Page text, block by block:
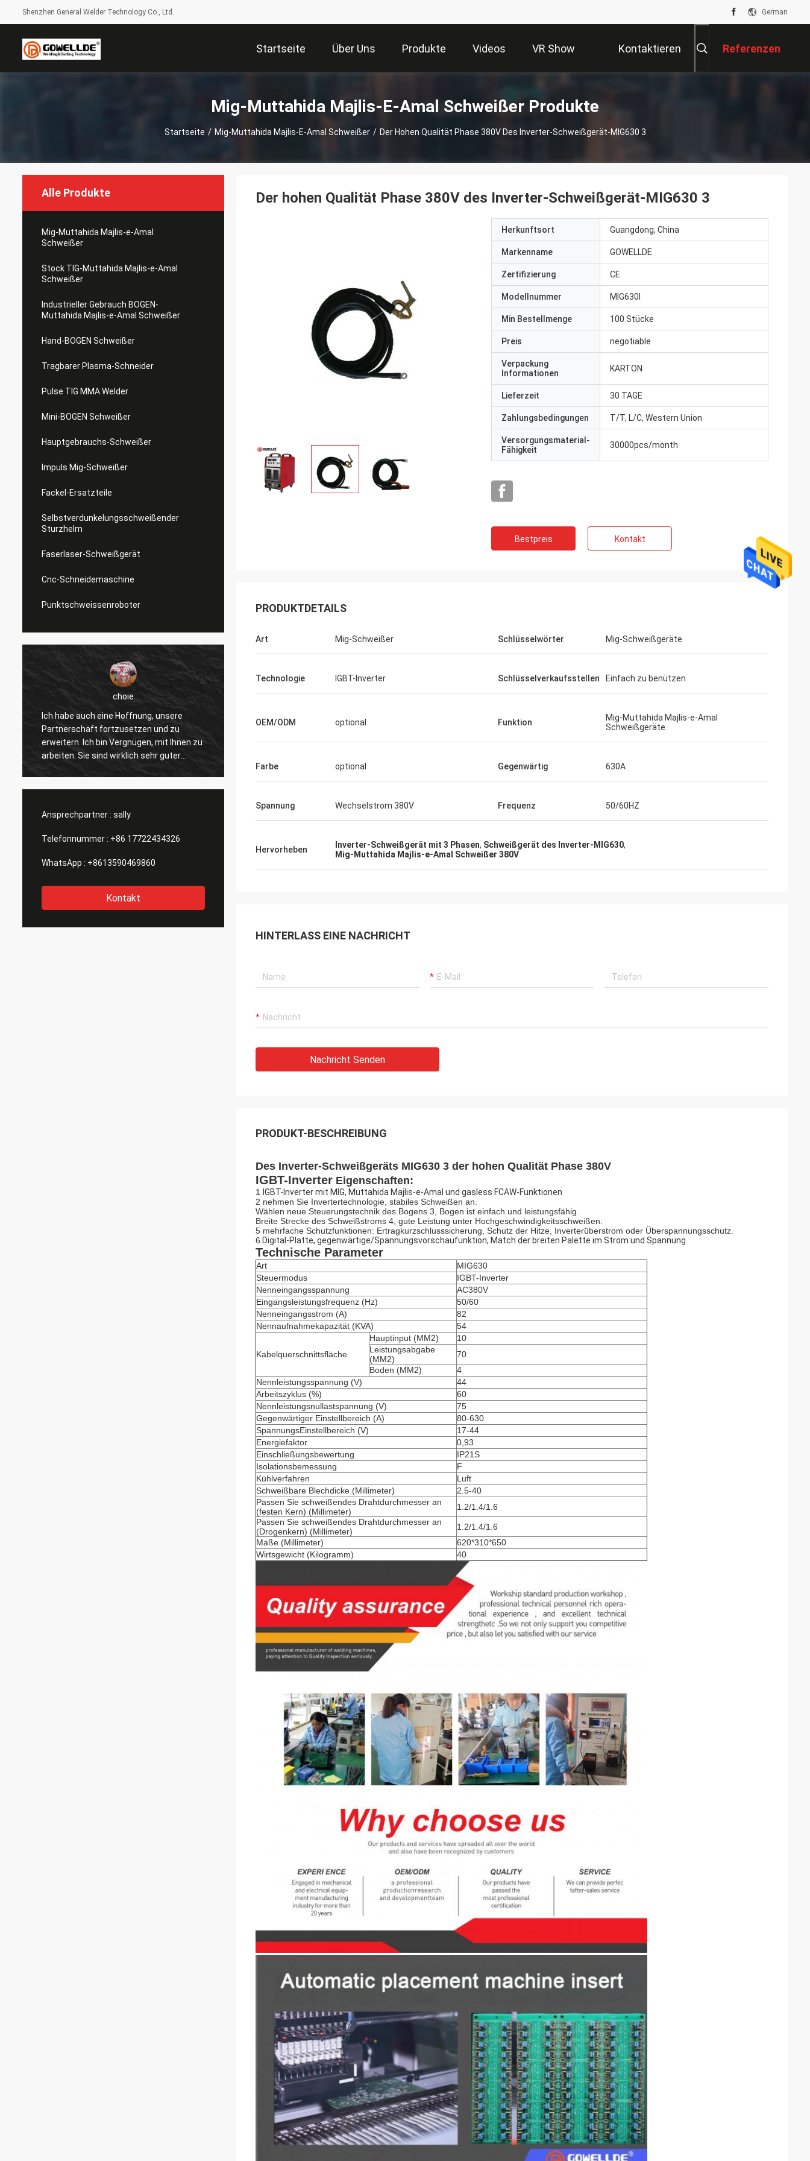
Shenzhen General Welder Technology Co., Ltd. German
Startseite Über Uns Produkte Videos VR Show Kontaktieren Referenzen
Mig-Muttahida Majlis-E-Amal Schweißer Produkte
Startseite / Mig-Muttahida Majlis-E-Amal Schweißer / Der Hohen Qualität Phase 380V Des Inverter-Schweißgerät-MIG630 3
Alle Produkte
Mig-Muttahida Majlis-e-Amal
Schweißer
Stock TIG-Muttahida Majlis-e-Amal
Schweißer
Industrieller Gebrauch BOGEN-
Muttahida Majlis-e-Amal Schweißer
Hand-BOGEN Schweißer
Tragbarer Plasma-Schneider
Pulse TIG MMA Welder
Mini-BOGEN Schweißer
Hauptgebrauchs-Schweißer
Impuls Mig-Schweißer
Fackel-Ersatzteile
Selbstverdunkelungsschweißender
Sturzhelm
Faserlaser-Schweißgerät
Cnc-Schneidemaschine
Punktschweissenroboter
Ich habe auch eine Hoffnung, unsere
Partnerschaft fortzusetzen und zu
erweitern. Ich bin Vergnügen, mit Ihnen zu
arbeiten. Sie sind wirklich sehr guter
Fachmann und stützen uns ständig. Die
Daniel
Ich werde zur Zusammenarbeit mit Ihnen
gefallen, helfen Sie uns, unser zu
verbessern überprüfen für mich und
wirklich, und der Preis ist angemessen
und wettbewerbsfähig, fahren wir fort, Ihr
Ansprechpartner : sally
Telefonnummer : +86 17722434326
WhatsApp : +8613590469860
Kontakt
Der hohen Qualität Phase 380V des Inverter-Schweißgerät-MIG630 3
Herkunftsort Guangdong, China
Markenname GOWELLDE
Zertifizierung CE
Modellnummer MIG630I
Min Bestellmenge 100 Stücke
Preis negotiable
Verpackung
Informationen
KARTON
Lieferzeit 30 TAGE
Zahlungsbedingungen T/T, L/C, Western Union
Versorgungsmaterial-
Fähigkeit
30000pcs/month
Bestpreis Kontakt
PRODUKTDETAILS
Art Mig-Schweißer Schlüsselwörter Mig-Schweißgeräte
Technologie IGBT-Inverter Schlüsselverkaufsstellen Einfach zu benützen
OEM/ODM optional Funktion
Mig-Muttahida Majlis-e-Amal
Schweißgeräte
Farbe optional Gegenwärtig 630A
Spannung Wechselstrom 380V Frequenz 50/60HZ
Hervorheben Inverter-Schweißgerät mit 3 Phasen, Schweißgerät des Inverter-MIG630,
Mig-Muttahida Majlis-e-Amal Schweißer 380V
HINTERLASS EINE NACHRICHT
Nachricht Senden
PRODUKT-BESCHREIBUNG
Des Inverter-Schweißgeräts MIG630 3 der hohen Qualität Phase 380V
IGBT-Inverter Eigenschaften:
1
IGBT-Inverter mit MIG, Muttahida Majlis-e-Amal und gasless FCAW-Funktionen
2 nehmen Sie Invertertechnologie, stabiles Schweißen an.
Wählen neue Steuerungstechnik des Bogens 3, Bogen ist einfach und leistungsfähig.
Breite Strecke des Schweißstroms 4, gute Leistung unter Hochgeschwindigkeitsschweißen.
5 mehrfache Schutzfunktionen: Ertragkurzschlusssicherung, Schutz der Hitze, Inverterüberstrom oder Überspannungsschutz.
6 Digital-Platte, gegenwärtige/Spannungsvorschaufunktion, Match der breiten Palette im Strom und Spannung
Technische Parameter
Art
MIG630
Steuermodus
IGBT-Inverter
Nenneingangsspannung
AC380V
Eingangsleistungsfrequenz (Hz)
50/60
Nenneingangsstrom (A)
82
Nennaufnahmekapazität (KVA)
54
Kabelquerschnittsfläche
Hauptinput (MM2)
10
Leistungsabgabe
(MM2)
70
Boden (MM2)
4
Nennleistungsspannung (V)
44
Arbeitszyklus (%)
60
Nennleistungsnullastspannung (V)
75
Gegenwärtiger Einstellbereich (A)
80-630
SpannungsEinstellbereich (V)
17-44
Energiefaktor
0,93
Einschließungsbewertung
IP21S
Isolationsbemessung
F
Kühlverfahren
Luft
Schweißbare Blechdicke (Millimeter)
2.5-40
Passen Sie schweißendes Drahtdurchmesser an
(festen Kern) (Millimeter)
1.2/1.4/1.6
Passen Sie schweißendes Drahtdurchmesser an
(Drogenkern) (Millimeter)
1.2/1.4/1.6
Maße (Millimeter)
620*310*650
Wirtsgewicht (Kilogramm)
40